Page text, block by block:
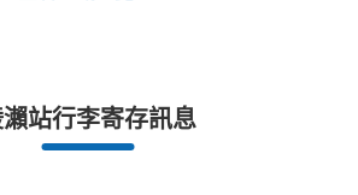
理髪店側コインロッカー
站行李寄存訊息